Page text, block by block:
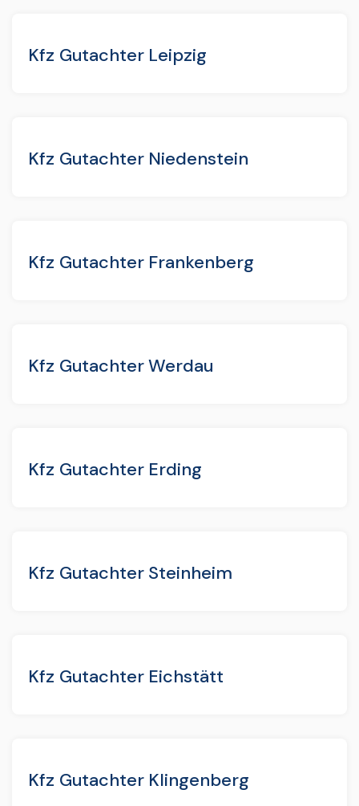
Kfz Gutachter Leipzig
Kfz Gutachter Niedenstein
Kfz Gutachter Frankenberg
Kfz Gutachter Werdau
Kfz Gutachter Erding
Kfz Gutachter Steinheim
Kfz Gutachter Eichstätt
Kfz Gutachter Klingenberg